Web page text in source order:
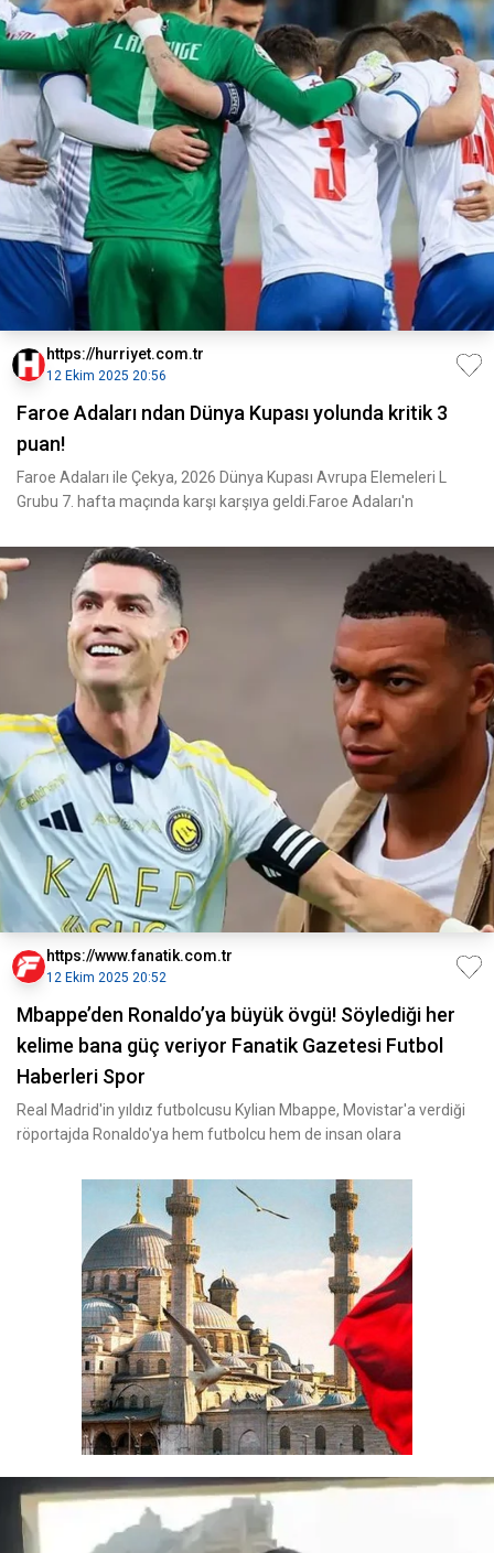
https://hurriyet.com.tr
12 Ekim 2025 20:56
Faroe Adaları ndan Dünya Kupası yolunda kritik 3
puan!
Faroe Adaları ile Çekya, 2026 Dünya Kupası Avrupa Elemeleri L
Grubu 7. hafta maçında karşı karşıya geldi.Faroe Adaları'n
https://www.fanatik.com.tr
12 Ekim 2025 20:52
Mbappe’den Ronaldo’ya büyük övgü! Söylediği her
kelime bana güç veriyor Fanatik Gazetesi Futbol
Haberleri Spor
Real Madrid'in yıldız futbolcusu Kylian Mbappe, Movistar'a verdiği
röportajda Ronaldo'ya hem futbolcu hem de insan olara